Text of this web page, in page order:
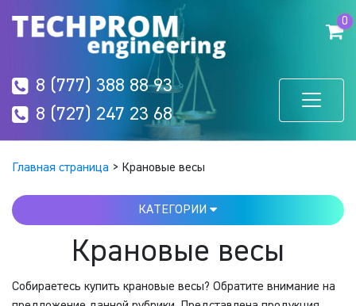
0
8 (777) 388 88 93
8 (727) 247 23 68
Главная страница > Крановые весы
КАТЕГОРИИ
Крановые весы
Собираетесь купить крановые весы? Обратите внимание на